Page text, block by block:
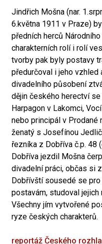
Jindřich Mošna (nar.
6.května 1911 v Praze)
předních herců
charakterních rolí i rolí
tvorby pak byly postavy
předurčoval i jeho vzhled
divadelního působení
dějin českého herectví
Harpagon v Lakomci,
nebo principál v Prodané
ženatý s Josefínou
řezníka z Dobříva č.p. 48
Dobříva jezdil Mošna
divadelní práci, občas si
Dobřívští sousedé se
postavám, studoval jejich
Všechny jím vytvořené
ryze českých charakterů.
reportáž Českého